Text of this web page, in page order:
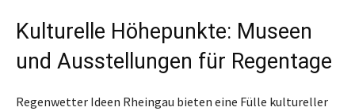
Kulturelle Höhepunkte: Museen
und Ausstellungen für Regentage
Regenwetter Ideen Rheingau bieten eine Fülle kultureller